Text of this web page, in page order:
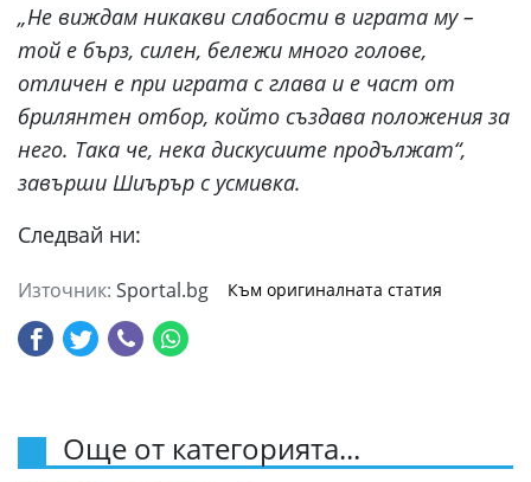
„Не виждам никакви слабости в играта му –
той е бърз, силен, бележи много голове,
отличен е при играта с глава и е част от
брилянтен отбор, който създава положения за
него. Така че, нека дискусиите продължат“,
завърши Шиърър с усмивка.
Следвай ни:
Източник: Sportal.bg Към оригиналната статия
Още от категорията...